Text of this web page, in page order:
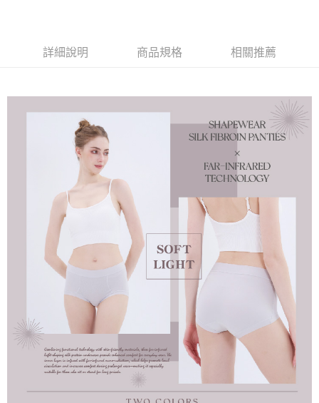
購買商品的店家。未經商家同意取消之訂單仍視為有效，需透過AFTEE先享
１．透過由恩沛科技股份有限公司提供之「AFTEE先享後付」服務完成之交
易，需依本服務之必要範圍內提供個人資料，並將交易相關給付款項請求債
權轉讓予恩沛科技股份有限公司。
２．關於個人資料處理事宜，請瀏覽以下網址：
https://aftee.tw/terms/#terms3
３．未成年的使用者請事先徵得法定代理人或監護人之同意方可使用
「AFTEE先享後付」，若未經同意申辦者引起之損失，本公司不負相關責
４．使用「AFTEE先享後付」時，將依據個別帳號之用戶狀況，依本公司即
時審查核予不同之上限額度；若仍有額度不足之情形，本公司將視審查結果
請求用戶進行身份認證。
５．嚴禁一人註冊多個帳號或使用他人資訊註冊。若發現惡意使用之情形，
恩沛科技股份有限公司將有權停止該用戶之使用額度並採取法律行動。
每筆NT$60，滿NT$490(含以上)免運費
每筆NT$60，滿NT$490(含以上)免運費
每筆NT$80，滿NT$490(含以上)免運費
每筆NT$80，滿NT$1,000(含以上)免運費
詳細說明 商品規格 相關推薦